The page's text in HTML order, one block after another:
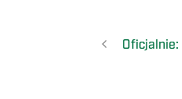
Oficjalnie: